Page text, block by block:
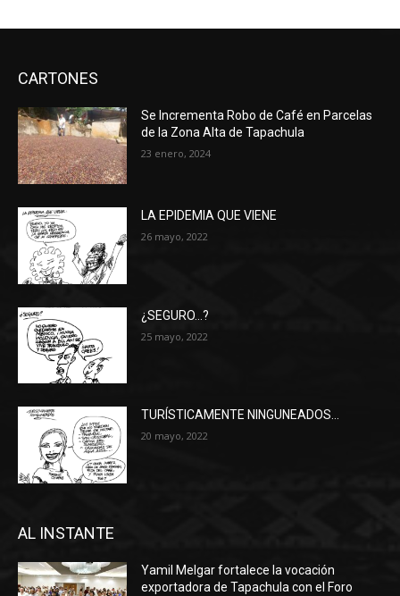
CARTONES
Se Incrementa Robo de Café en Parcelas
de la Zona Alta de Tapachula
23 enero, 2024
LA EPIDEMIA QUE VIENE
26 mayo, 2022
¿SEGURO…?
25 mayo, 2022
TURÍSTICAMENTE NINGUNEADOS…
20 mayo, 2022
AL INSTANTE
Yamil Melgar fortalece la vocación
exportadora de Tapachula con el Foro